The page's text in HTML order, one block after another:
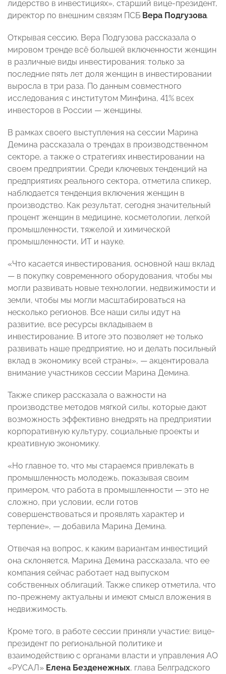
лидерство в инвестициях», старший вице-президент,
директор по внешним связям ПСБ Вера Подгузова.
Открывая сессию, Вера Подгузова рассказала о
мировом тренде всё большей включенности женщин
в различные виды инвестирования: только за
последние пять лет доля женщин в инвестировании
выросла в три раза. По данным совместного
исследования с институтом Минфина, 41% всех
инвесторов в России — женщины.
В рамках своего выступления на сессии Марина
Демина рассказала о трендах в производственном
секторе, а также о стратегиях инвестировании на
своем предприятии. Среди ключевых тенденций на
предприятиях реального сектора, отметила спикер,
наблюдается тенденция включения женщин в
производство. Как результат, сегодня значительный
процент женщин в медицине, косметологии, легкой
промышленности, тяжелой и химической
промышленности, ИТ и науке.
«Что касается инвестирования, основной наш вклад
— в покупку современного оборудования, чтобы мы
могли развивать новые технологии, недвижимости и
земли, чтобы мы могли масштабироваться на
несколько регионов. Все наши силы идут на
развитие, все ресурсы вкладываем в
инвестирование. В итоге это позволяет не только
развивать наше предприятие, но и делать посильный
вклад в экономику всей страны», — акцентировала
внимание участников сессии Марина Демина.
Также спикер рассказала о важности на
производстве методов мягкой силы, которые дают
возможность эффективно внедрять на предприятии
корпоративную культуру, социальные проекты и
креативную экономику.
«Но главное то, что мы стараемся привлекать в
промышленность молодежь, показывая своим
примером, что работа в промышленности — это не
сложно, при условии, если готов
совершенствоваться и проявлять характер и
терпение», — добавила Марина Демина.
Отвечая на вопрос, к каким вариантам инвестиций
она склоняется, Марина Демина рассказала, что ее
компания сейчас работает над выпуском
собственных облигаций. Также спикер отметила, что
по-прежнему актуальны и имеют смысл вложения в
недвижимость.
Кроме того, в работе сессии приняли участие: вице-
президент по региональной политике и
взаимодействию с органами власти и управления АО
«РУСАЛ» Елена Безденежных, глава Белградского